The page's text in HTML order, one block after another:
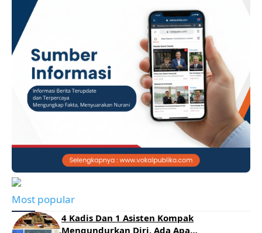
Most popular
4 Kadis Dan 1 Asisten Kompak
Mengundurkan Diri, Ada Apa